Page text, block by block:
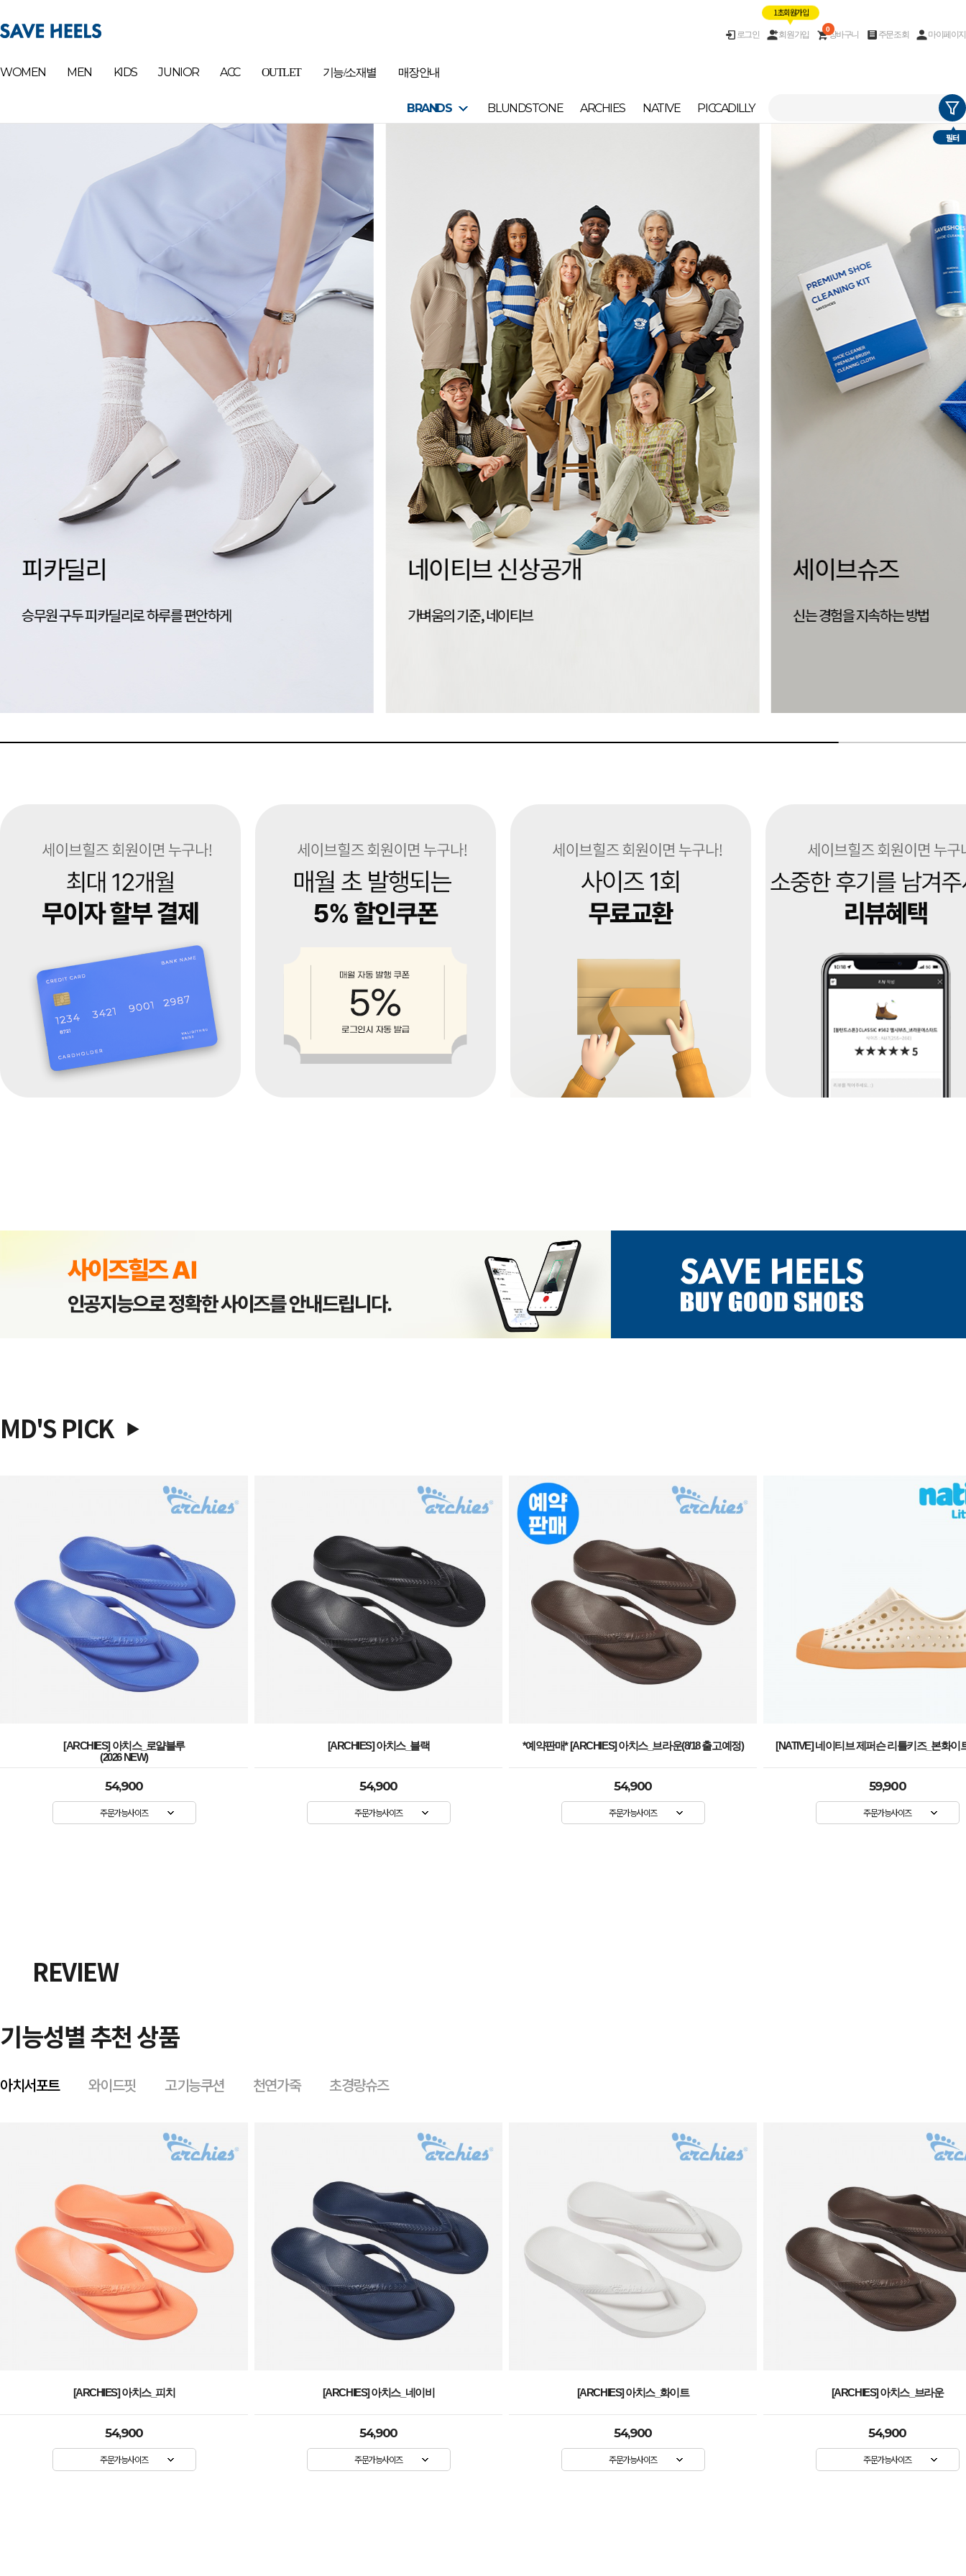
로그인 회원가입
1초 회원가입
장바구니
0
주문조회 마이페이지
WOMEN MEN KIDS JUNIOR ACC OUTLET 기능/소재별 매장안내
BRANDS BLUNDSTONE ARCHIES NATIVE PICCADILLY
필터
네이티브 신상공개
가벼움의 기준, 네이티브
세이브슈즈
신는 경험을 지속하는 방법
양말 없이,
MD'S PICK ▶
[ARCHIES] 아치스_로얄블루
(2026 NEW)
54,900
주문가능사이즈
[ARCHIES] 아치스_블랙
54,900
주문가능사이즈
*예약판매* [ARCHIES] 아치스_브라운(8/18 출고예정)
54,900
주문가능사이즈
[NATIVE] 네이티브 제퍼슨 리틀키즈_본화이
59,900
주문가능사이즈
REVIEW
기능성별 추천 상품
아치서포트 와이드핏 고기능쿠션 천연가죽 초경량슈즈
[ARCHIES] 아치스_네이비
54,900
주문가능사이즈
[ARCHIES] 아치스_화이트
54,900
주문가능사이즈
[ARCHIES] 아치스_브라운
54,900
주문가능사이즈
[ARCHIES] 아치스_핫핑크
54,900
주문가능사이즈